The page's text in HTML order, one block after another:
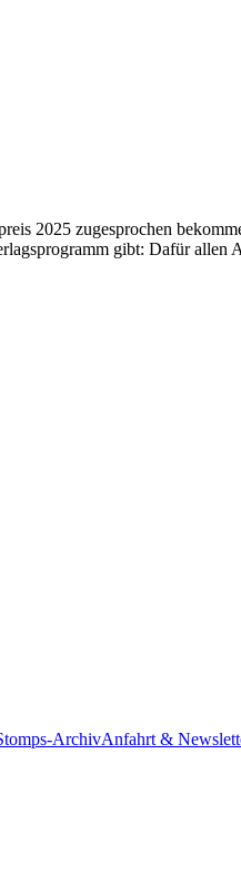
2025 zugesprochen
gibt: Dafür
ArchivAnfahrt &